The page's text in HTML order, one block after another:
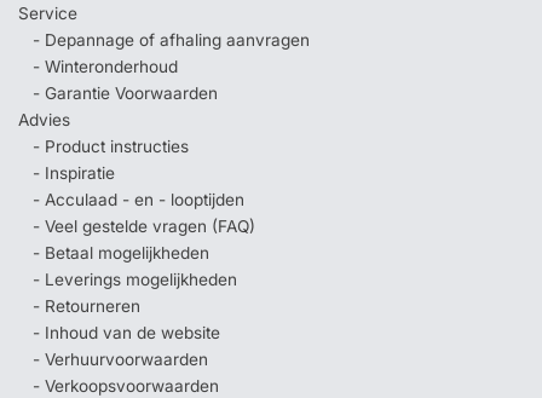
Service
- Depannage of afhaling aanvragen
- Winteronderhoud
- Garantie Voorwaarden
Advies
- Product instructies
- Inspiratie
- Acculaad - en - looptijden
- Veel gestelde vragen (FAQ)
- Betaal mogelijkheden
- Leverings mogelijkheden
- Retourneren
- Inhoud van de website
- Verhuurvoorwaarden
- Verkoopsvoorwaarden